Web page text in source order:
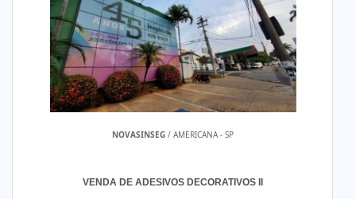
NOVASINSEG/ AMERICANA - SP
VENDA DE ADESIVOS DECORATIVOS II